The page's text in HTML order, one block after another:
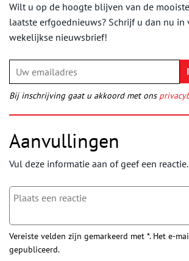
Wilt u op de hoogte blijven van de
laatste erfgoednieuws? Schrijf u dan nu in
wekelijkse nieuwsbrief!
Bij inschrijving gaat u akkoord met ons
Aanvullingen
Vul deze informatie aan of geef een reactie.
Vereiste velden zijn gemarkeerd met *. Het e-
gepubliceerd.